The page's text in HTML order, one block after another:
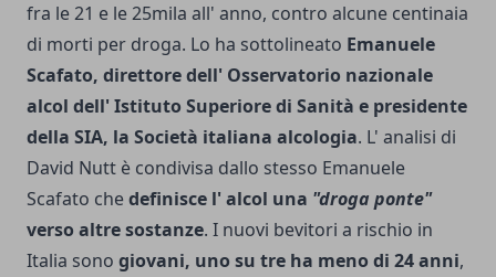
fra le 21 e le 25mila all' anno, contro alcune centinaia
di morti per droga. Lo ha sottolineato Emanuele
Scafato, direttore dell' Osservatorio nazionale
alcol dell' Istituto Superiore di Sanità e presidente
della SIA, la Società italiana alcologia. L' analisi di
David Nutt è condivisa dallo stesso Emanuele
Scafato chedefinisce l' alcol una "droga ponte"
verso altre sostanze. I nuovi bevitori a rischio in
Italia sono giovani, uno su tre ha meno di 24 anni,